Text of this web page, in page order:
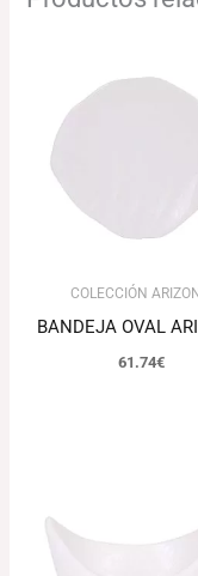
COLECCIÓN
BANDEJA OVAL
61.74€